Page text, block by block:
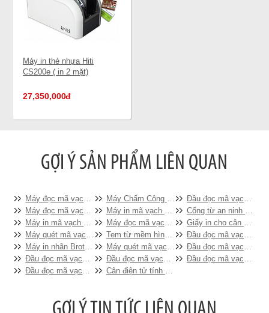
Máy in thẻ nhựa Hiti
CS200e ( in 2 mặt)
27,350,000đ
Máy đọc mã vạch Zebra LS2208 Máy Chấm Công RONALD JACK F19 (vân tay, thẻ từ, kiểm soát cửa)
Đầu đọc mã vạch cầm tay DATALOGIC QSImager QD2130
Máy đọc mã vạch không dây MT2000
Máy in mã vạch TOSHIBA B-SX5T-TS22
Cổng từ an ninh siêu thị Eguard EG-3368W
Máy in mã vạch Printronix T5000r
Máy đọc mã vạch Zebex Z3100 ( không chân đế)
Giấy in cho cân điện tử in tem (58x40)
Máy quét mã vạch Datalogic Magellan 800i(2D)
Tem từ mềm hình vuông
Đầu đọc mã vạch để bàn Datalogic MAGELLAN 2200VS
Máy in nhãn Brother PT-E550WVP
Máy quét mã vạch Datalogic Magellan™ 800i (1D)
Đầu đọc mã vạch Zebex Z-3220
Đầu đọc mã vạch Không dây Zebex Z 3191 BT
Đầu đọc mã vạch Zebex Z-3190
Đầu đọc mã vạch INTERMEC SR30
Đầu đọc mã vạch Không dây Symbol LS4278
Cân điện tử tính tiền Topcash AL-S31